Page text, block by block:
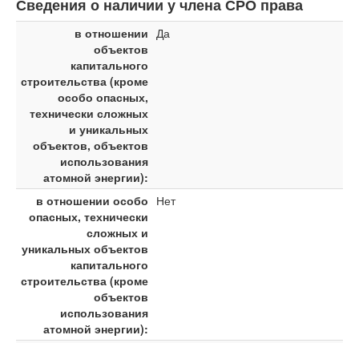
Сведения о наличии у члена СРО права
в отношении
объектов
капитального
строительства (кроме
особо опасных,
технически сложных
и уникальных
объектов, объектов
использования
атомной энергии):
Да
в отношении особо
опасных, технически
сложных и
уникальных объектов
капитального
строительства (кроме
объектов
использования
атомной энергии):
Нет